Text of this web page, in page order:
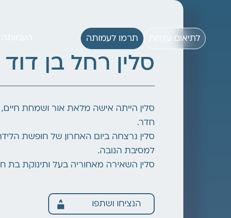
לתיאום עדויות תרמו לעמותה
סלין רחל בן דוד
סלין הייתה אישה מלאת אור ושמחת
חדר.
סלין נרצחה ביום האחרון של חופשת
למסיבת הנובה.
סלין השאירה מאחוריה בעל ותינוקת בת
הנציחו ושתפו